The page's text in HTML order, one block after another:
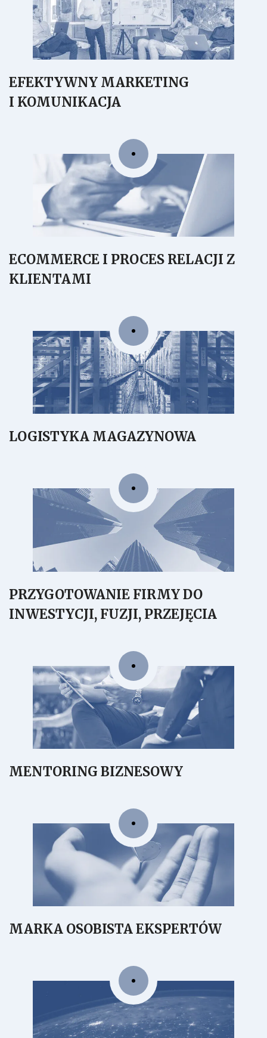
EFEKTYWNY MARKETING
I KOMUNIKACJA
ECOMMERCE I PROCES RELACJI Z
KLIENTAMI
LOGISTYKA MAGAZYNOWA
PRZYGOTOWANIE FIRMY DO
INWESTYCJI, FUZJI, PRZEJĘCIA
MENTORING BIZNESOWY
MARKA OSOBISTA EKSPERTÓW